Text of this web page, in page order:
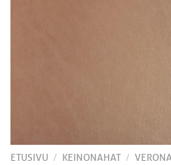
ETUSIVU / KEINONAHAT /